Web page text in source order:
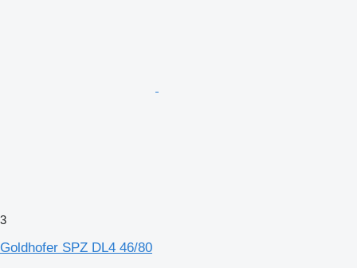
3
Goldhofer SPZ DL4 46/80